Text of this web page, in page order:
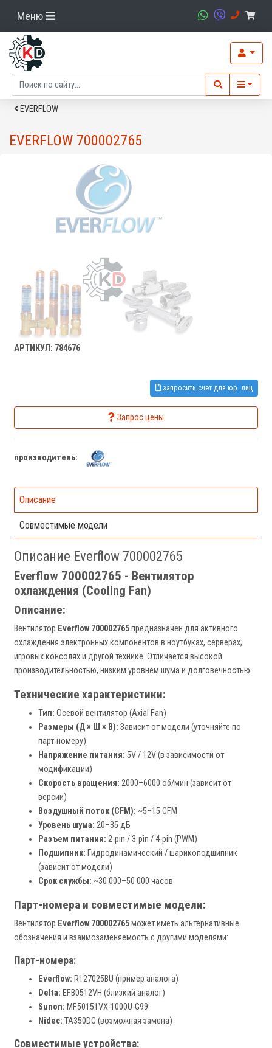
Меню
EVERFLOW
EVERFLOW 700002765
АРТИКУЛ: 784676
запросить счет для юр. лиц
Запрос цены
производитель:
Описание
Совместимые модели
Описание Everflow 700002765
Everflow 700002765 - Вентилятор
охлаждения (Cooling Fan)
Описание:
Вентилятор Everflow 700002765предназначен для активного
охлаждения электронных компонентов в ноутбуках, серверах,
игровых консолях и другой технике. Отличается высокой
производительностью, низким уровнем шума и долговечностью.
Технические характеристики:
Тип: Осевой вентилятор (Axial Fan)
Размеры (Д × Ш × В): Зависит от модели (уточняйте по
парт-номеру)
Напряжение питания: 5V / 12V (в зависимости от
модификации)
Скорость вращения: 2000–6000 об/мин (зависит от
версии)
Воздушный поток (CFM): ~5–15 CFM
Уровень шума: 20–35 дБ
Разъем питания: 2-pin / 3-pin / 4-pin (PWM)
Подшипник: Гидродинамический / шарикоподшипник
(зависит от модели)
Срок службы: ~30 000–50 000 часов
Парт-номера и совместимые модели:
Вентилятор Everflow 700002765может иметь альтернативные
обозначения и взаимозаменяемость с другими моделями:
Парт-номера:
Everflow: R127025BU (пример аналога)
Delta: EFB0512VH (близкий аналог)
Sunon: MF50151VX-1000U-G99
Nidec: TA350DC (возможная замена)
Совместимые устройства: